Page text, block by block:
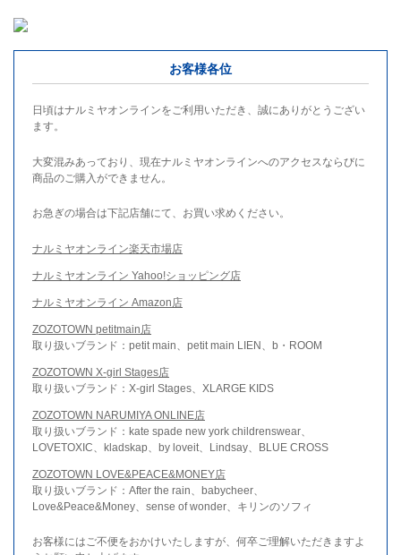
お客様各位
日頃はナルミヤオンラインをご利用いただき、誠にありがとうござい
ます。
大変混みあっており、現在ナルミヤオンラインへのアクセスならびに
商品のご購入ができません。
お急ぎの場合は下記店舗にて、お買い求めください。
ナルミヤオンライン楽天市場店
ナルミヤオンライン Yahoo!ショッピング店
ナルミヤオンライン Amazon店
ZOZOTOWN petitmain店
取り扱いブランド：petit main、petit main LIEN、b・ROOM
ZOZOTOWN X-girl Stages店
取り扱いブランド：X-girl Stages、XLARGE KIDS
ZOZOTOWN NARUMIYA ONLINE店
取り扱いブランド：kate spade new york childrenswear、
LOVETOXIC、kladskap、by loveit、Lindsay、BLUE CROSS
ZOZOTOWN LOVE&PEACE&MONEY店
取り扱いブランド：After the rain、babycheer、
Love&Peace&Money、sense of wonder、キリンのソフィ
お客様にはご不便をおかけいたしますが、何卒ご理解いただきますよ